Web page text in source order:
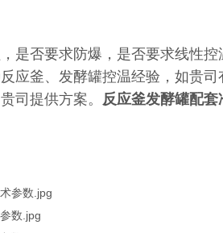
是否要求防爆，是否要求线性控
应釜、发酵罐控温经验，如贵司
司提供方案。 反应釜发酵罐配套